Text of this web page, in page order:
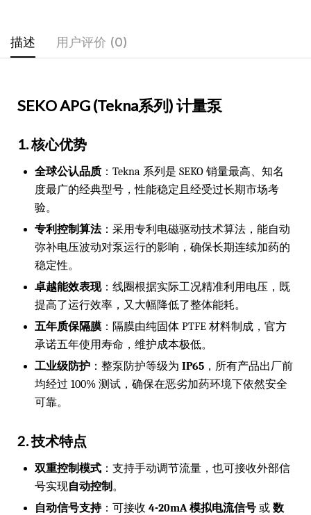
描述 用户评价 (0)
SEKO APG (Tekna系列) 计量泵
1. 核心优势
全球公认品质 ：Tekna 系列是 SEKO 销量最高、知名
度最广的经典型号，性能稳定且经受过长期市场考
验。
专利控制算法：采用专利电磁驱动技术算法，能自动
弥补电压波动对泵运行的影响，确保长期连续加药的
稳定性。
卓越能效表现：线圈根据实际工况精准利用电压，既
提高了运行效率，又大幅降低了整体能耗。
五年质保隔膜 ：隔膜由纯固体 PTFE 材料制成，官方
承诺五年使用寿命，维护成本极低。
工业级防护 ：整泵防护等级为 IP65 ，所有产品出厂前
均经过 100% 测试，确保在恶劣加药环境下依然安全
可靠。
2. 技术特点
双重控制模式 ：支持手动调节流量，也可接收外部信
号实现自动控制 。
自动信号支持：可接收 4-20mA 模拟电流信号 或 数